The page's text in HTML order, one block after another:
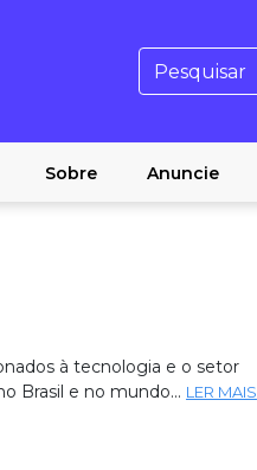
Sobre Anuncie
à tecnologia e o setor
Brasil e no mundo... LER MAIS